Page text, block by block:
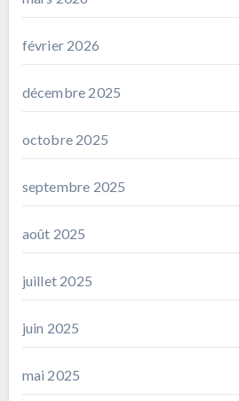
février 2026
décembre 2025
octobre 2025
septembre 2025
août 2025
juillet 2025
juin 2025
mai 2025